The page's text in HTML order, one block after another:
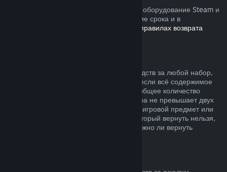
Вы можете запросить возврат средств за оборудование Steam и
аксессуары, купленные в Steam, в течение срока и в
правилах возврата
Вы можете получить полный возврат средств за любой набор,
купленный в магазине Steam, но только если всё содержимое
набора находится на вашем аккаунте и общее количество
времени пользования товарами из набора не превышает двух
часов. Если к набору прилагается внутриигровой предмет или
дополнительный контент, средства за который вернуть нельзя,
при оформлении покупки вы узнаете, можно ли вернуть